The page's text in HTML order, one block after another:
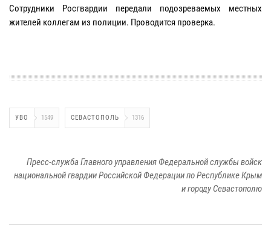
Сотрудники Росгвардии передали подозреваемых местных
жителей коллегам из полиции. Проводится проверка.
УВО 1549 СЕВАСТОПОЛЬ 1316
Пресс-служба Главного управления Федеральной службы войск
национальной гвардии Российской Федерации по Республике Крым
и городу Севастополю